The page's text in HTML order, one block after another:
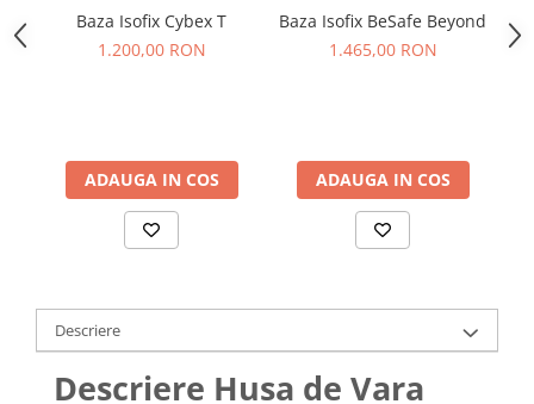
Baza Isofix Cybex T
1.200,00 RON
ADAUGA IN COS
Baza Isofix BeSafe Beyond
1.465,00 RON
ADAUGA IN COS
Descriere
Descriere Husa de Vara